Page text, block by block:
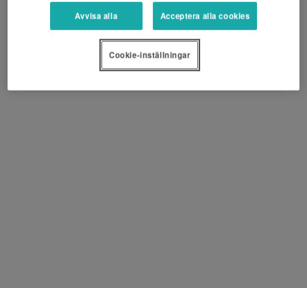
Avvisa alla Acceptera alla cookies
Cookie-inställningar